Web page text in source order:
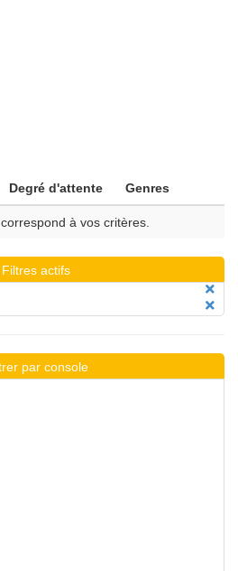
Degré d'attente Genres
à vos critères.
Filtres actifs
par console